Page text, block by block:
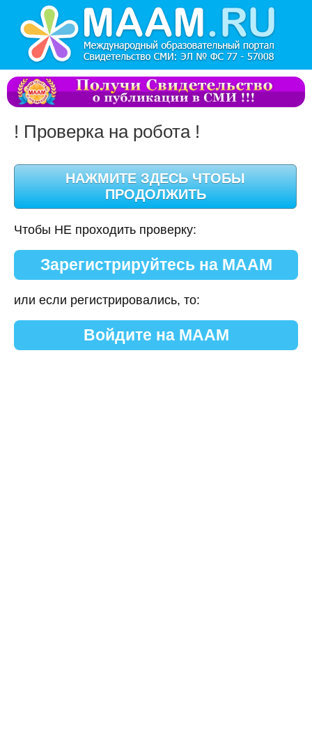
! Проверка на робота !
Чтобы НЕ проходить проверку:
Зарегистрируйтесь на МААМ
или если регистрировались, то:
Войдите на МААМ